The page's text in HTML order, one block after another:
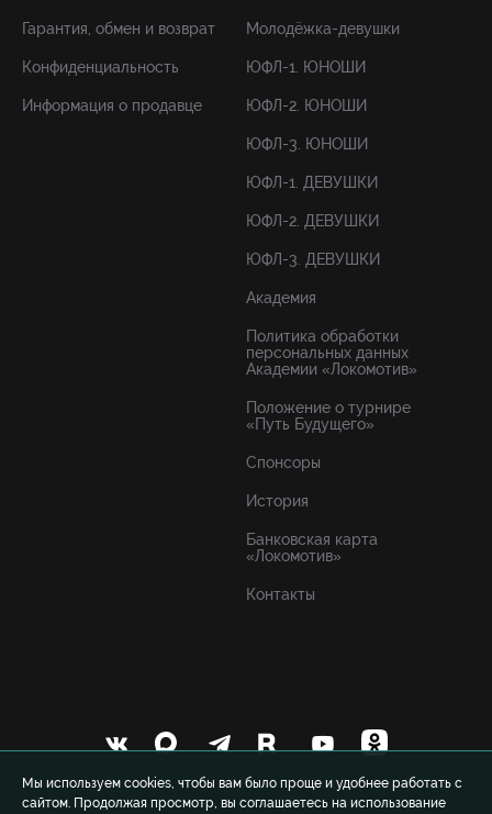
Мы используем cookies, чтобы вам было проще и удобнее работать с
сайтом. Продолжая просмотр, вы соглашаетесь на использование
Гарантия, обмен и возврат
Конфиденциальность
Информация о продавце
Молодёжка-девушки
ЮФЛ-1. ЮНОШИ
ЮФЛ-2. ЮНОШИ
ЮФЛ-3. ЮНОШИ
ЮФЛ-1. ДЕВУШКИ
ЮФЛ-2. ДЕВУШКИ
ЮФЛ-3. ДЕВУШКИ
Академия
Политика обработки
персональных данных
Академии «Локомотив»
Положение о турнире
«Путь Будущего»
Спонсоры
История
Банковская карта
«Локомотив»
Контакты